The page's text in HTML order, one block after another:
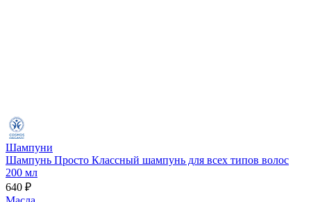
Шампуни
Шампунь Просто Классный шампунь для всех типов волос
200 мл
640 ₽